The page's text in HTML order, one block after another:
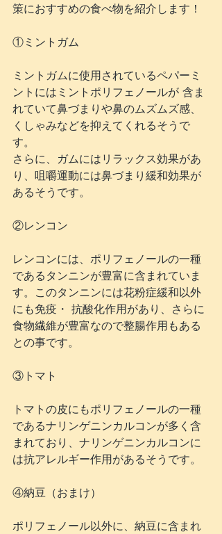
策におすすめの食べ物を紹介します！
①ミントガム
ミントガムに使用されているペパーミ
ントにはミントポリフェノールが 含ま
れていて鼻づまりや鼻のムズムズ感、
くしゃみなどを抑えてくれるそうで
す。
さらに、ガムにはリラックス効果があ
り、咀嚼運動には鼻づまり緩和効果が
あるそうです。
②レンコン
レンコンには、ポリフェノールの一種
であるタンニンが豊富に含まれていま
す。このタンニンには花粉症緩和以外
にも免疫・ 抗酸化作用があり、さらに
食物繊維が豊富なので整腸作用もある
との事です。
③トマト
トマトの皮にもポリフェノールの一種
であるナリンゲニンカルコンが多く含
まれており、ナリンゲニンカルコンに
は抗アレルギー作用があるそうです。
④納豆（おまけ）
ポリフェノール以外に、納豆に含まれ